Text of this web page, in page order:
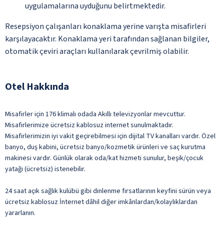
uygulamalarına uyduğunu belirtmektedir.
Resepsiyon çalışanları konaklama yerine varışta misafirleri
karşılayacaktır. Konaklama yeri tarafından sağlanan bilgiler,
otomatik çeviri araçları kullanılarak çevrilmiş olabilir.
Otel Hakkında
Misafirler için 176 klimalı odada Akıllı televizyonlar mevcuttur.
Misafirlerimize ücretsiz kablosuz internet sunulmaktadır.
Misafirlerimizin iyi vakit geçirebilmesi için dijital TV kanalları vardır. Özel
banyo, duş kabini, ücretsiz banyo/kozmetik ürünleri ve saç kurutma
makinesi vardır. Günlük olarak oda/kat hizmeti sunulur, beşik/çocuk
yatağı (ücretsiz) istenebilir.
24 saat açık sağlık kulübü gibi dinlenme fırsatlarının keyfini sürün veya
ücretsiz kablosuz İnternet dâhil diğer imkânlardan/kolaylıklardan
yararlanın.